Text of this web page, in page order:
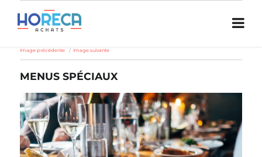
Image précédente Image suivante
MENUS SPÉCIAUX